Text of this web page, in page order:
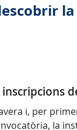
i, per
la